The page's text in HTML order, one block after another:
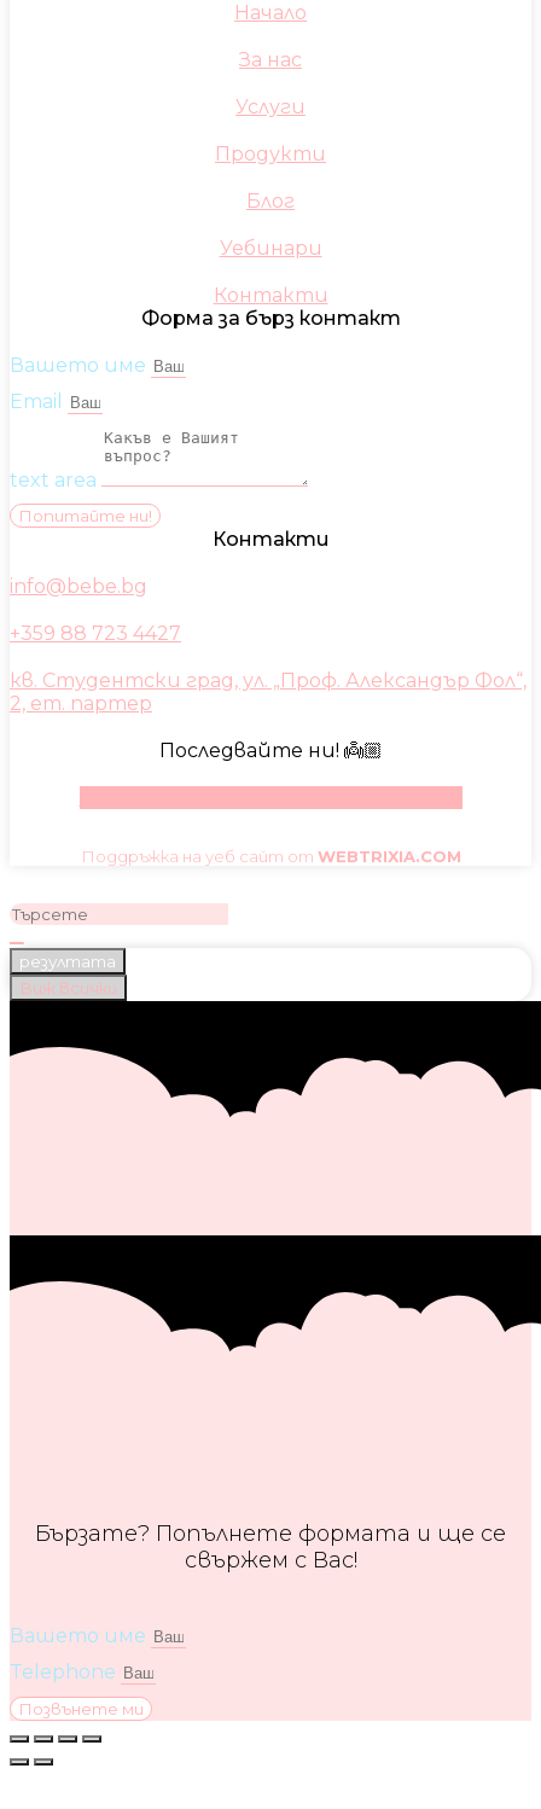
Начало
За нас
Услуги
Продукти
Блог
Уебинари
Контакти
Форма за бърз контакт
Вашето име
Email
text area
Попитайте ни!
Контакти
info@bebe.bg
+359 88 723 4427
кв. Студентски град, ул. „Проф. Александър Фол“,
2, ет. партер
Последвайте ни! 👼🏼
Поддръжка на уеб сайт от WEBTRIXIA.COM
резултата
Виж всички
Бързате? Попълнете формата и ще се
свържем с Вас!
Вашето име
Telephone
Позвънете ми